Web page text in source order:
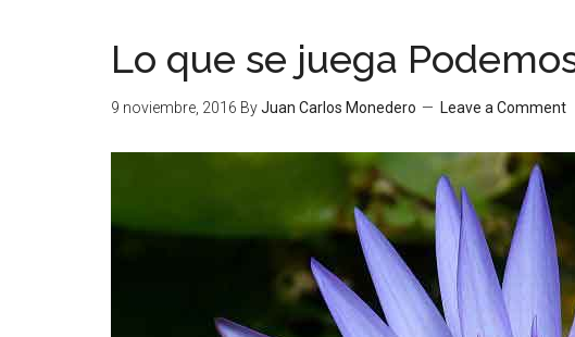
Lo que se juega
9 noviembre, 2016 ByJuan Carlos Monedero Leave a Comment